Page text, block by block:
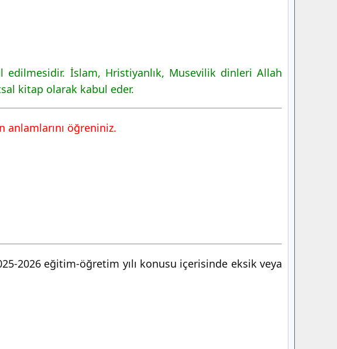
İslam, Hristiyanlık, Musevilik dinleri Allah
kitap olarak kabul eder.
anlamlarını öğreniniz.
2026 eğitim-öğretim yılı konusu içerisinde eksik veya